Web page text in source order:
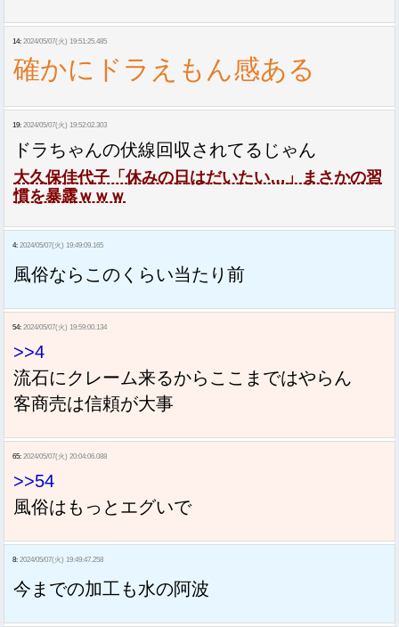
14: 2024/05/07(火) 19:51:25.485
確かにドラえもん感ある
19: 2024/05/07(火) 19:52:02.303
ドラちゃんの伏線回収されてるじゃん
大久保佳代子「休みの日はだいたい…」まさかの習
慣を暴露ｗｗｗ
4: 2024/05/07(火) 19:49:09.165
風俗ならこのくらい当たり前
54: 2024/05/07(火) 19:59:00.134
>>4
流石にクレーム来るからここまではやらん
客商売は信頼が大事
65: 2024/05/07(火) 20:04:06.088
>>54
風俗はもっとエグいで
8: 2024/05/07(火) 19:49:47.258
今までの加工も水の阿波